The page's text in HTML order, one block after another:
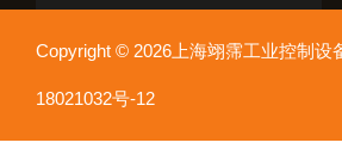
Copyright © 2026上海翊霈工业控制
18021032号-12